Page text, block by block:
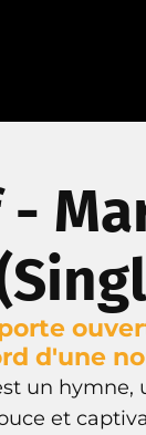
-
d'une
un hymne,
et